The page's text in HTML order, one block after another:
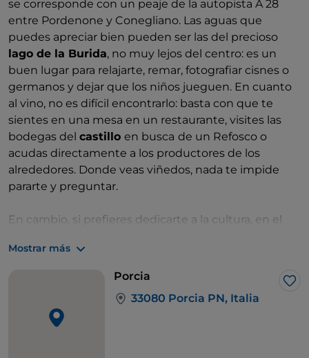
se corresponde con un peaje de la autopista A 28
entre Pordenone y Conegliano. Las aguas que
puedes apreciar bien pueden ser las del precioso
lago de la Burida, no muy lejos del centro: es un
buen lugar para relajarte, remar, fotografiar cisnes o
germanos y dejar que los niños jueguen. En cuanto
al vino, no es difícil encontrarlo: basta con que te
sientes en una mesa en un restaurante, visites las
bodegas del castillo en busca de un Refosco o
acudas directamente a los productores de los
alrededores. Donde veas viñedos, nada te impide
pararte y preguntar.
En cambio, si prefieres dedicarte a la cultura, en el
interesantes, como la
Reloj), que da acceso a los pórticos de Via Marconi. La
y su campanario son más
llamativos que el castillo, sólido pero muy
transformado a lo largo de sus diez siglos de vida.
Mostrar más
Porcia
Me
33080 Porcia PN, Italia